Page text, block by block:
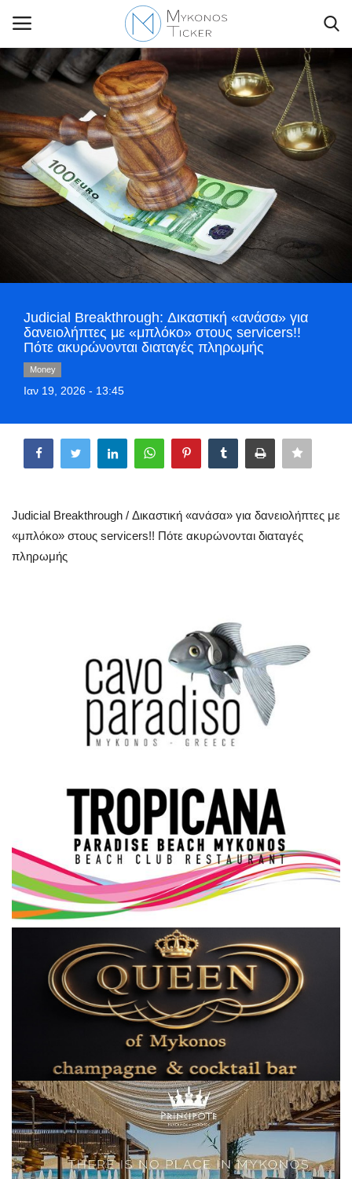
Contact Us
Politique
Business
Travel
World
Style Adorés
Greece
Arts & Culture
Sport
Science & Tech
Σεβασμιώτατος Δωρόθεος Β’
Cost Of Living Crisis
Opinion + Analysis
L’Art des Sens
Local Elections 2023
Elections 2023
Γλώσσα
Ελληνικά English
Judicial Breakthrough: Δικαστική «ανάσα» για
δανειολήπτες με «μπλόκο» στους servicers!!
Πότε ακυρώνονται διαταγές πληρωμής
Money
Ιαν 19, 2026 - 13:45
Judicial Breakthrough / Δικαστική «ανάσα» για δανειολήπτες με
«μπλόκο» στους servicers!! Πότε ακυρώνονται διαταγές
πληρωμής